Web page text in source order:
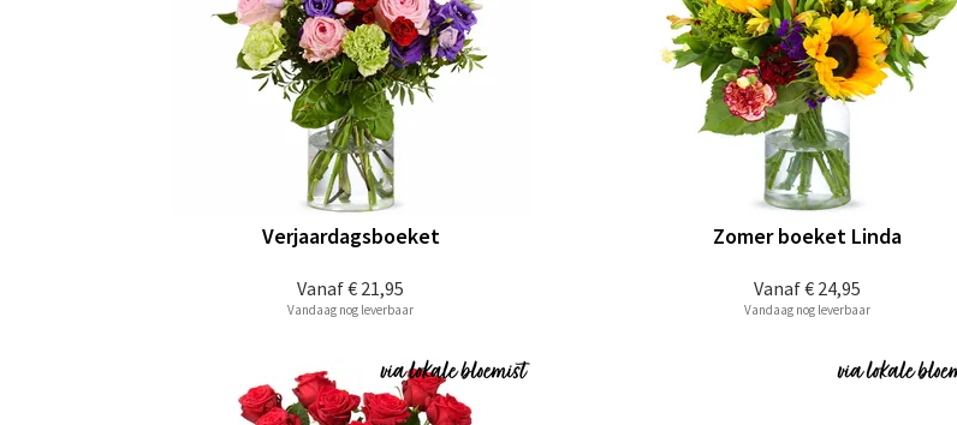
Vanaf€ 21,95
Verjaardagsboeket
Vandaag nog leverbaar
Vanaf€ 24,95
Zomer boeket Linda
Vandaag nog leverbaar